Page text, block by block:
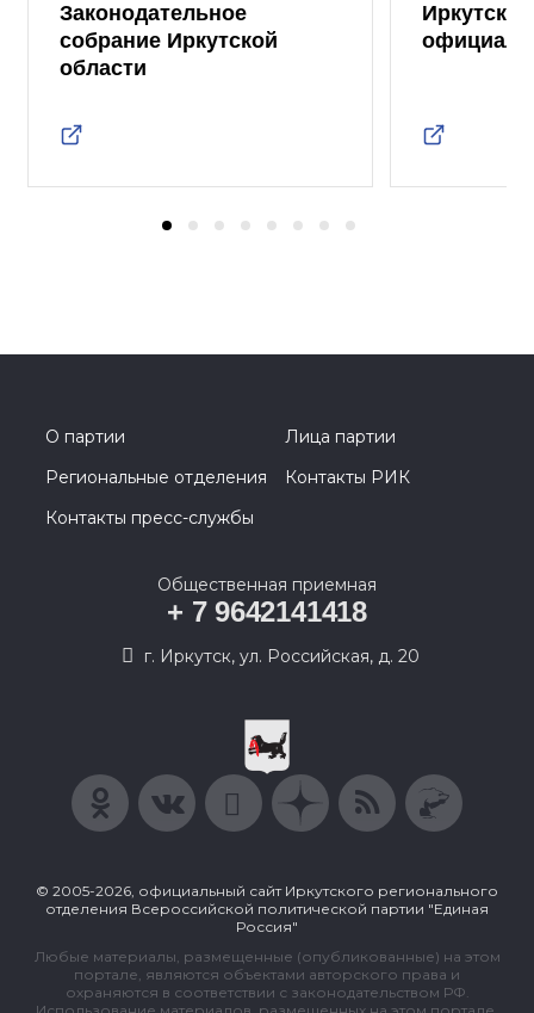
Законодательное
собрание Иркутской
области
О партии
Лица партии
Региональные отделения
Контакты РИК
Контакты пресс-службы
Общественная приемная
+ 7 9642141418
г. Иркутск, ул. Российская, д. 20
© 2005-2026, официальный сайт Иркутского регионального
отделения Всероссийской политической партии "Единая
Россия"
Любые материалы, размещенные (опубликованные) на этом
портале, являются объектами авторского права и
охраняются в соответствии с законодательством РФ.